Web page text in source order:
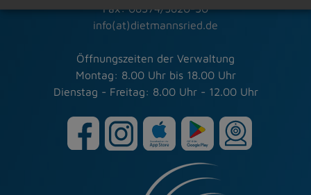
Fax: 08374/5820-30
info(at)dietmannsried.de
Öffnungszeiten der Verwaltung
Montag: 8.00 Uhr bis 18.00 Uhr
Dienstag - Freitag: 8.00 Uhr - 12.00 Uhr